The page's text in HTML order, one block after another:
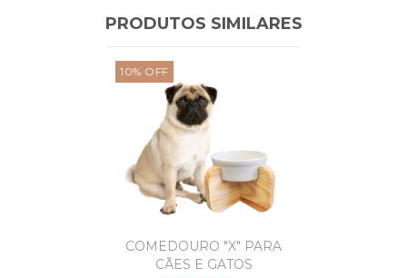
PRODUTOS SIMILARES
10% OFF
COMEDOURO "X" PARA
CÃES E GATOS